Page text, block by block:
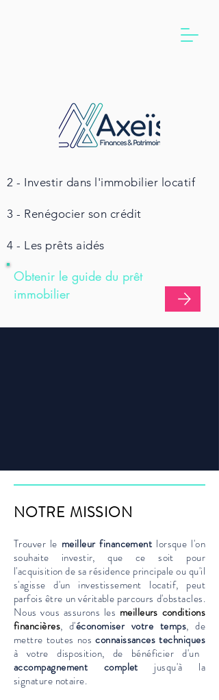
Sommaire :
1 - Devenir propriétaire
2 - Investir dans l'immobilier locatif
3 - Renégocier son crédit
4 - Les prêts aidés
Obtenir le guide du prêt
immobilier
NOTRE MISSION
Trouver le meilleur financement lorsque l'on
souhaite investir, que ce soit pour
l'acquisition de sa résidence principale ou qu'il
s'agisse d'un investissement locatif, peut
parfois être un véritable parcours d'obstacles.
Nous vous assurons les meilleurs conditions
financières, d'économiser votre temps, de
mettre toutes nosconnaissances techniques
à votre disposition, de bénéficier d'un
accompagnement complet jusqu'à la
signature notaire.